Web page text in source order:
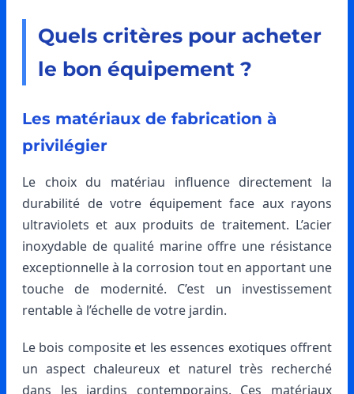
Quels critères pour acheter
le bon équipement ?
Les matériaux de fabrication à
privilégier
Le choix du matériau influence directement la
durabilité de votre équipement face aux rayons
ultraviolets et aux produits de traitement. L’acier
inoxydable de qualité marine offre une résistance
exceptionnelle à la corrosion tout en apportant une
touche de modernité. C’est un investissement
rentable à l’échelle de votre jardin.
Le bois composite et les essences exotiques offrent
un aspect chaleureux et naturel très recherché
dans les jardins contemporains. Ces matériaux